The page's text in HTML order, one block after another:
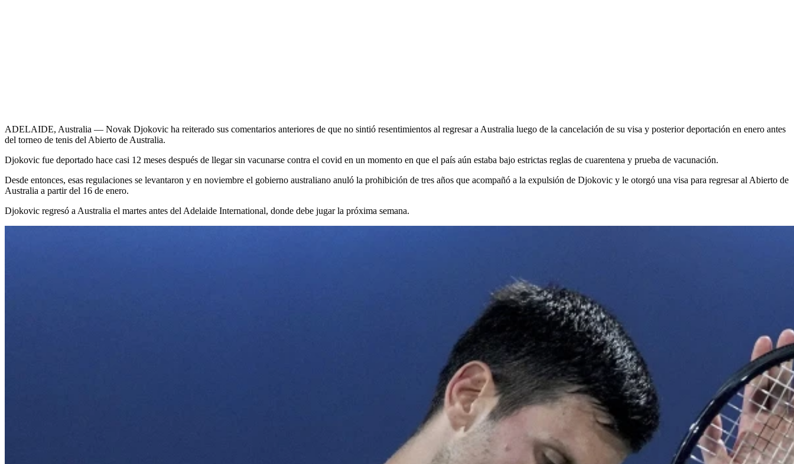
ADELAIDE, Australia — Novak Djokovic ha reiterado sus comentarios anteriores de que no sintió resentimientos al regresar a Australia luego de la cancelación de su visa y posterior deportación en enero antes
del torneo de tenis del Abierto de Australia.
Djokovic fue deportado hace casi 12 meses después de llegar sin vacunarse contra el covid en un momento en que el país aún estaba bajo estrictas reglas de cuarentena y prueba de vacunación.
Desde entonces, esas regulaciones se levantaron y en noviembre el gobierno australiano anuló la prohibición de tres años que acompañó a la expulsión de Djokovic y le otorgó una visa para regresar al Abierto de
Australia a partir del 16 de enero.
Djokovic regresó a Australia el martes antes del Adelaide International, donde debe jugar la próxima semana.